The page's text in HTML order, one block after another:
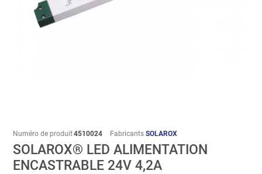
Numéro de produit4510024 Fabricants SOLAROX
SOLAROX® LED ALIMENTATION
ENCASTRABLE 24V 4,2A